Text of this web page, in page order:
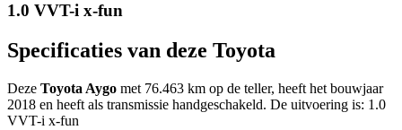
1.0 VVT-i x-fun
Specificaties van deze Toyota
Deze Toyota Aygo met 76.463 km op de teller, heeft het bouwjaar
2018 en heeft als transmissie handgeschakeld. De uitvoering is: 1.0
VVT-i x-fun